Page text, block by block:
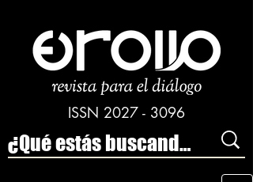
ISSN 2027 - 3096